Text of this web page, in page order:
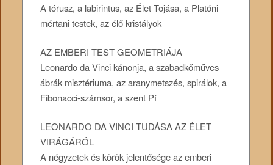
A tórusz, a labirintus, az Élet Tojása, a Platóni
mértani testek, az élő kristályok
AZ EMBERI TEST GEOMETRIÁJA
Leonardo da Vinci kánonja, a szabadkőműves
ábrák misztériuma, az aranymetszés, spirálok, a
Fibonacci-számsor, a szent Pí
LEONARDO DA VINCI TUDÁSA AZ ÉLET
VIRÁGÁRÓL
A négyzetek és körök jelentősége az emberi